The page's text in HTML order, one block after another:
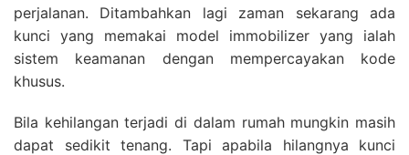
perjalanan. Ditambahkan lagi zaman sekarang ada
kunci yang memakai model immobilizer yang ialah
sistem keamanan dengan mempercayakan kode
khusus.
Bila kehilangan terjadi di dalam rumah mungkin masih
dapat sedikit tenang. Tapi apabila hilangnya kunci